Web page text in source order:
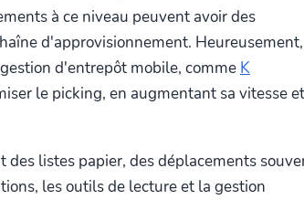
à ce niveau peuvent avoir des
d'approvisionnement. Heureusement,
d'entrepôt mobile, comme K
le picking, en augmentant sa vitesse et
listes papier, des déplacements
les outils de lecture et la gestion